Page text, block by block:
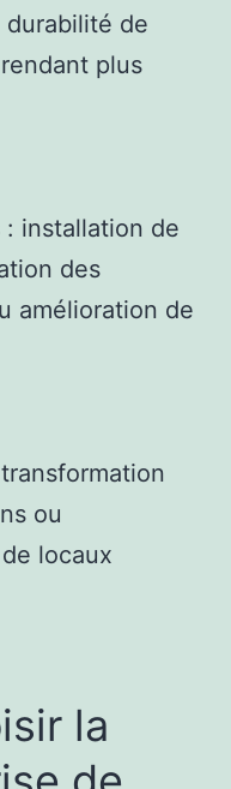
de
plus
installation de
des
amélioration de
ou
locaux
la